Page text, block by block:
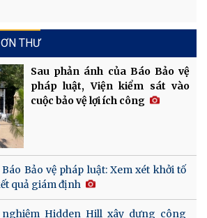
THƯ
Sau phản ánh của Báo Bảo vệ
pháp luật, Viện kiểm sát vào
cuộc bảo vệ lợi ích công
Bảo vệ pháp luật: Xem xét khởi tố
quả giám định
Hidden Hill xây dựng công